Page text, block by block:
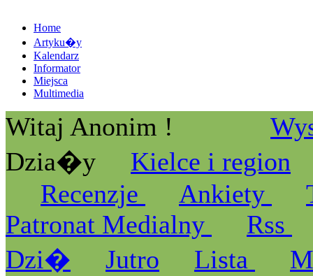
Home
Artyku�y
Kalendarz
Informator
Miejsca
Multimedia
Witaj Anonim !
Dzia�y
Kielce i region
Recenzje
Ankiety
Patronat Medialny
Rss
Dzi�
Jutro Lista